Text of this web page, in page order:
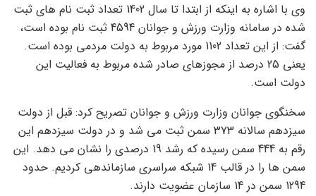
وی با اشاره به اینکه از ابتدا تا سال 1402 تعداد ثبت نام های ثبت
شده در سامانه وزارت ورزش و جوانان 4594 ثبت نام بوده است،
گفت: از این تعداد 1102 مورد مربوط به دولت مردمی بوده است.
یعنی 25 درصد از مجوزهای صادر شده مربوط به فعالیت این
دولت است.
سخنگوی جوانان وزارت ورزش و جوانان تصریح کرد: قبل از دولت
سیزدهم سالانه 373 سمن ثبت می شد و در دولت سیزدهم این
رقم به 444 سمن رسیده که رشد 19 درصدی را نشان می دهد. این
سمن ها را در قالب 14 شبکه سراسری سازماندهی کردیم. حدود
1294 سمن در 14 سازمان عضویت دارند.